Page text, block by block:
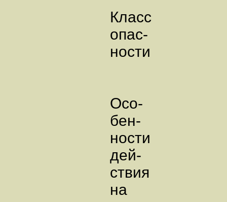
Класс
опас-
ности
Осо-
бен-
ности
дей-
ствия
на